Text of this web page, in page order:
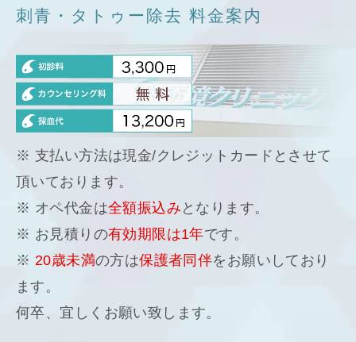
刺青・タトゥー除去 料金案内
※ 支払い方法は現金/クレジットカードとさせて
頂いております。
※ オペ代金は全額振込みとなります。
※ お見積りの有効期限は1年です。
※ 20歳未満の方は保護者同伴をお願いしており
ます。
何卒、宜しくお願い致します。